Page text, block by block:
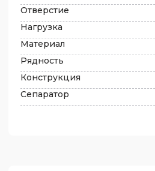
Отверстие
Нагрузка
Материал
Рядность
Конструкция
Сепаратор